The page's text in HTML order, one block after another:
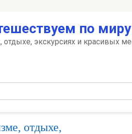
по
отдыхе, экскурсиях и красивых
отдыхе,